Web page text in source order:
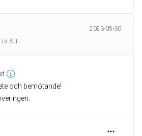
2023-05-30
AB
och bemötande!